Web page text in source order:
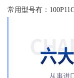
常用型号有：